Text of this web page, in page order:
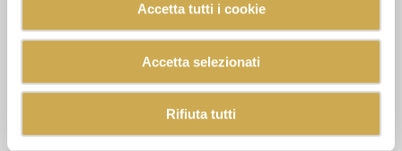
Accetta tutti i cookie
Accetta selezionati
Rifiuta tutti